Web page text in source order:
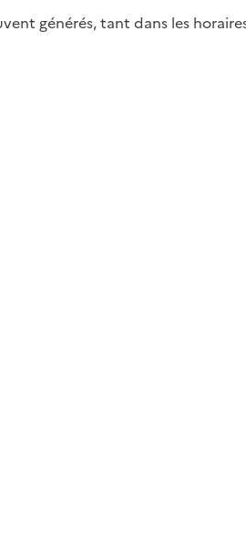
générés, tant dans les